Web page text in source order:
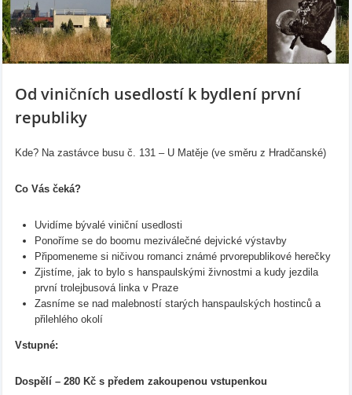
Od viničních usedlostí k bydlení první
republiky
Kde? Na zastávce busu č. 131 – U Matěje (ve směru z Hradčanské)
Co Vás čeká?
Uvidíme bývalé viniční usedlosti
Ponoříme se do boomu meziválečné dejvické výstavby
Připomeneme si ničivou romanci známé prvorepublikové herečky
Zjistíme, jak to bylo s hanspaulskými živnostmi a kudy jezdila
první trolejbusová linka v Praze
Zasníme se nad malebností starých hanspaulských hostinců a
přilehlého okolí
Vstupné:
Dospělí – 280 Kč s předem zakoupenou vstupenkou